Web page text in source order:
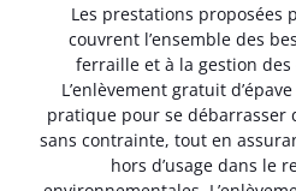
Les prestations proposées
couvrent l’ensemble des
ferraille et à la gestion
L’enlèvement gratuit
pratique pour se débarrasser
sans contrainte, tout en
hors d’usage dans le